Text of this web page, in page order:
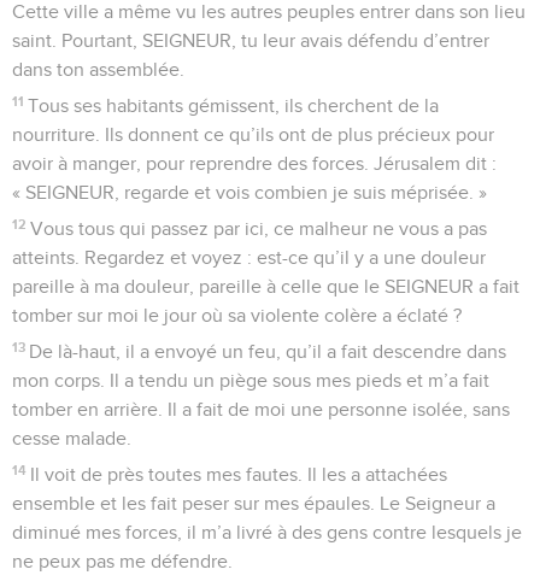
Cette ville a même vu les autres peuples entrer dans son lieu
saint. Pourtant, SEIGNEUR, tu leur avais défendu d’entrer
dans ton assemblée.
11 Tous ses habitants gémissent, ils cherchent de la
nourriture. Ils donnent ce qu’ils ont de plus précieux pour
avoir à manger, pour reprendre des forces. Jérusalem dit :
« SEIGNEUR, regarde et vois combien je suis méprisée. »
12 Vous tous qui passez par ici, ce malheur ne vous a pas
atteints. Regardez et voyez : est-ce qu’il y a une douleur
pareille à ma douleur, pareille à celle que le SEIGNEUR a fait
tomber sur moi le jour où sa violente colère a éclaté ?
13 De là-haut, il a envoyé un feu, qu’il a fait descendre dans
mon corps. Il a tendu un piège sous mes pieds et m’a fait
tomber en arrière. Il a fait de moi une personne isolée, sans
cesse malade.
14 Il voit de près toutes mes fautes. Il les a attachées
ensemble et les fait peser sur mes épaules. Le Seigneur a
diminué mes forces, il m’a livré à des gens contre lesquels je
ne peux pas me défendre.